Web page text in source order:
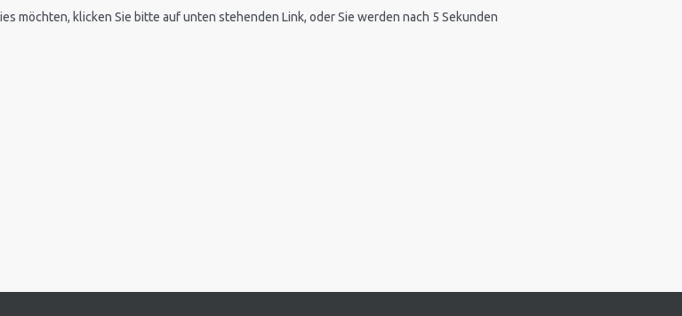
möchten, klicken Sie bitte auf unten stehenden Link, oder Sie werden nach 5 Sekunden